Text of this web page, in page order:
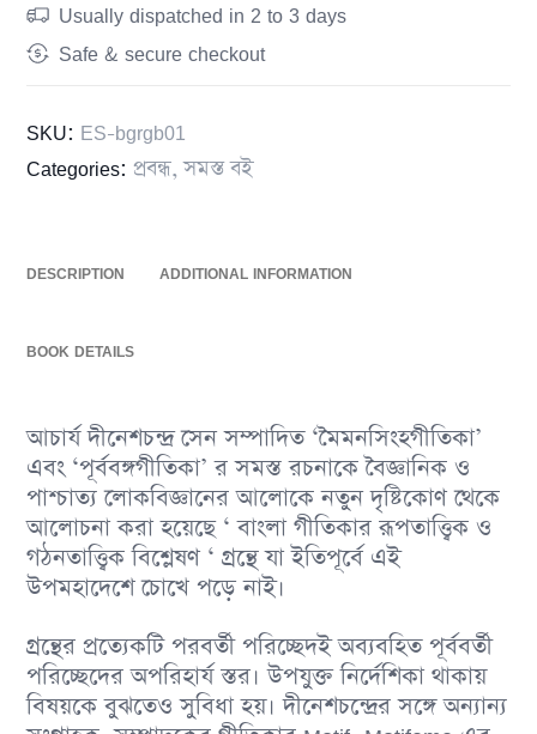
Usually dispatched in 2 to 3 days
Safe & secure checkout
SKU: ES-bgrgb01
Categories: প্রবন্ধ,সমস্ত বই
DESCRIPTION ADDITIONAL INFORMATION
BOOK DETAILS
আচার্য দীনেশচন্দ্র সেন সম্পাদিত ‘মৈমনসিংহগীতিকা’
এবং ‘পূর্ববঙ্গগীতিকা’ র সমস্ত রচনাকে বৈজ্ঞানিক ও
পাশ্চাত্য লােকবিজ্ঞানের আলােকে নতুন দৃষ্টিকোণ থেকে
আলােচনা করা হয়েছে ‘ বাংলা গীতিকার রূপতাত্ত্বিক ও
গঠনতাত্ত্বিক বিশ্লেষণ ‘ গ্রন্থে যা ইতিপূর্বে এই
উপমহাদেশে চোখে পড়ে নাই।
গ্রন্থের প্রত্যেকটি পরবর্তী পরিচ্ছেদই অব্যবহিত পূর্ববর্তী
পরিচ্ছেদের অপরিহার্য স্তর। উপযুক্ত নির্দেশিকা থাকায়
বিষয়কে বুঝতেও সুবিধা হয়। দীনেশচন্দ্রের সঙ্গে অন্যান্য